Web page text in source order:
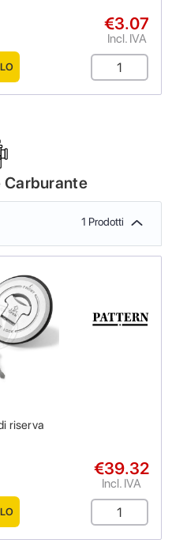
€3.07
Incl. IVA
Carburante
1 Prodotti
riserva
€39.32
Incl. IVA